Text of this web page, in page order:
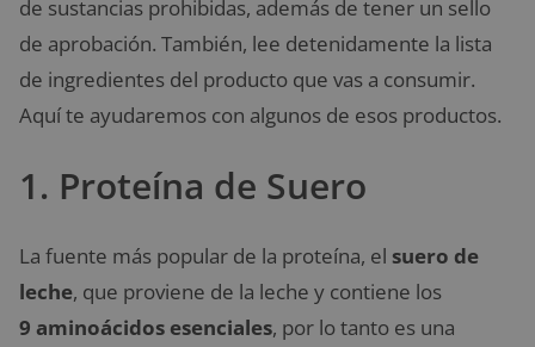
de sustancias prohibidas, además de tener un sello
de aprobación. También, lee detenidamente la lista
de ingredientes del producto que vas a consumir.
Aquí te ayudaremos con algunos de esos productos.
1. Proteína de Suero
La fuente más popular de la proteína, el suero de
leche, que proviene de la leche y contiene los
9 aminoácidos esenciales, por lo tanto es una